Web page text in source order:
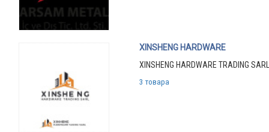
XINSHENG HARDWARE
XINSHENG HARDWARE TRADING SARL
3 товара